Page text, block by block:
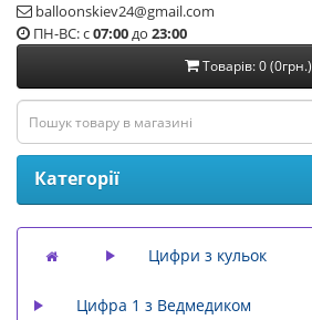
balloonskiev24@gmail.com
ПН-ВС: с07:00до 23:00
Товарів: 0 (0грн.)
Категорії
Цифри з кульок
Цифра 1 з Ведмедиком